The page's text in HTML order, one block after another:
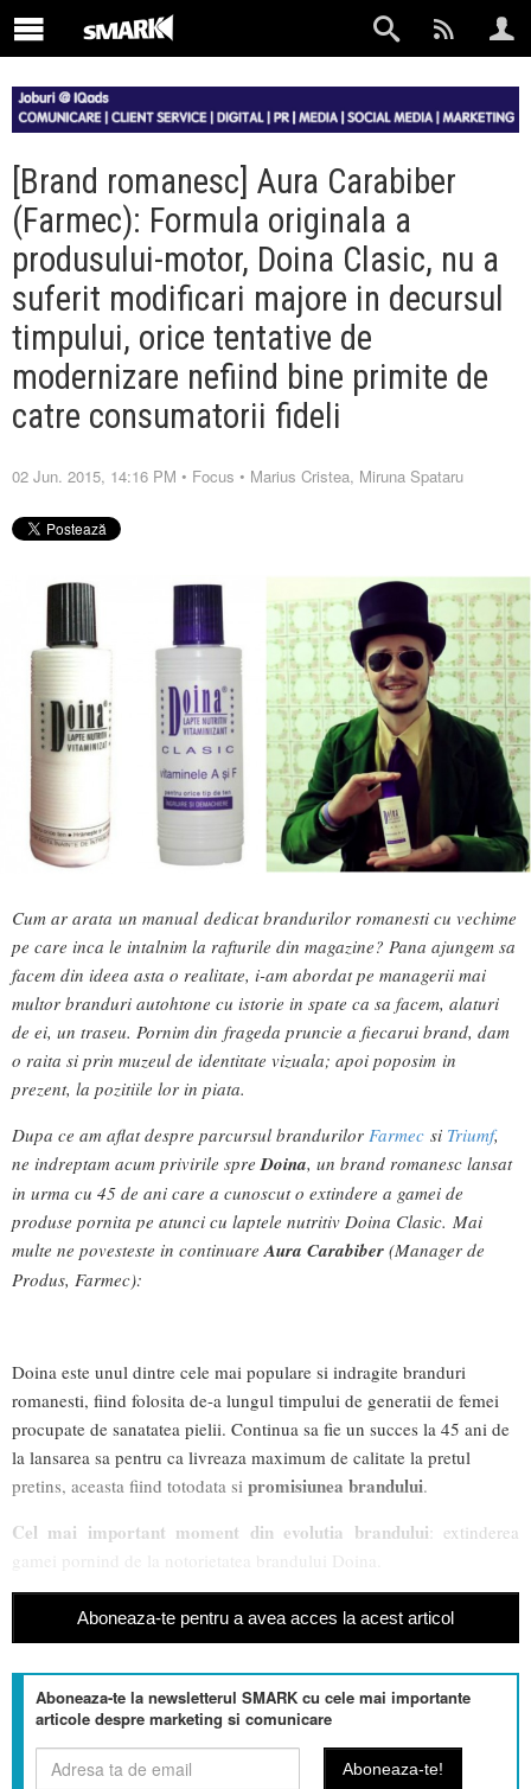
[Brand romanesc] Aura Carabiber
(Farmec): Formula originala a
produsului-motor, Doina Clasic, nu a
suferit modificari majore in decursul
timpului, orice tentative de
modernizare nefiind bine primite de
catre consumatorii fideli
02 Jun. 2015, 14:16 PM • Focus • Marius Cristea, Miruna Spataru
Cum ar arata un manual dedicat brandurilor romanesti cu vechime
pe care inca le intalnim la rafturile din magazine? Pana ajungem sa
facem din ideea asta o realitate, i-am abordat pe managerii mai
multor branduri autohtone cu istorie in spate ca sa facem, alaturi
de ei, un traseu. Pornim din frageda pruncie a fiecarui brand, dam
o raita si prin muzeul de identitate vizuala; apoi poposim in
prezent, la pozitiile lor in piata.
Dupa ce am aflat despre parcursul brandurilor Farmec si Triumf,
ne indreptam acum privirile spre Doina, un brand romanesc lansat
in urma cu 45 de ani care a cunoscut o extindere a gamei de
produse pornita pe atunci cu laptele nutritiv Doina Clasic. Mai
multe ne povesteste in continuare Aura Carabiber (Manager de
Produs, Farmec):
Doina este unul dintre cele mai populare si indragite branduri
romanesti, fiind folosita de-a lungul timpului de generatii de femei
procupate de sanatatea pielii. Continua sa fie un succes la 45 ani de
la lansarea sa pentru ca livreaza maximum de calitate la pretul
pretins, aceasta fiind totodata si promisiunea brandului.
Cel mai important moment din evolutia brandului: extinderea
gamei pornind de la notorietatea brandului Doina.
Aboneaza-te pentru a avea acces la acest articol
Aboneaza-te la newsletterul SMARK cu cele mai importante
articole despre marketing si comunicare